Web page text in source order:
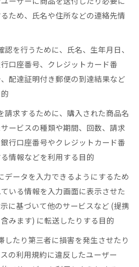
ため、氏名や住所などの連絡先情
を行うために、氏名、生年月日、
口座番号、クレジットカード番
配達証明付き郵便の到達結果など
請求するために、購入された商品名
ービスの種類や期間、回数、請求
行口座番号やクレジットカード番
情報などを利用する目的
データを入力できるようにするため
いる情報を入力画面に表示させた
に基づいて他のサービスなど (提携
みます) に転送したりする目的
したり第三者に損害を発生させたり
の利用規約に違反したユーザー